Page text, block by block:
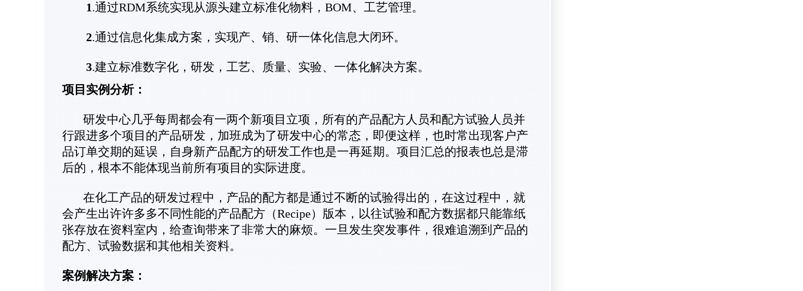
1.通过RDM系统实现从源头建立标准化物料，BOM、工艺管理。
2.通过信息化集成方案，实现产、销、研一体化信息大闭环。
3.建立标准数字化，研发，工艺、质量、实验、一体化解决方案。
项目实例分析：
研发中心几乎每周都会有一两个新项目立项，所有的产品配方人员和配方试验人员并
行跟进多个项目的产品研发，加班成为了研发中心的常态，即便这样，也时常出现客户产
品订单交期的延误，自身新产品配方的研发工作也是一再延期。项目汇总的报表也总是滞
后的，根本不能体现当前所有项目的实际进度。
在化工产品的研发过程中，产品的配方都是通过不断的试验得出的，在这过程中，就
会产生出许许多多不同性能的产品配方（Recipe）版本，以往试验和配方数据都只能靠纸
张存放在资料室内，给查询带来了非常大的麻烦。一旦发生突发事件，很难追溯到产品的
配方、试验数据和其他相关资料。
案例解决方案：